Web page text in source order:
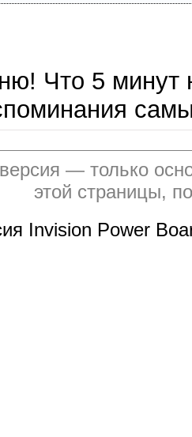
Что 5 минут
— только
этой страницы,
Invision Power